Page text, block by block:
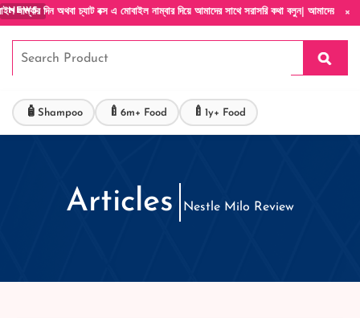
×
NEWSচ্যাট বক্স এ মোবাইল নাম্বার দিয়ে আমাদের সাথে সরাসরি কথা বলুন| আমাদের যেকোনো
🧴 Shampoo 🍼 6m+ Food 🍼 1y+ Food
Articles Nestle Milo Review